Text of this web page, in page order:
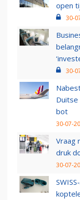
open
30-
30-
Duitse
bot
30-07-
Vraag
druk
30-07-